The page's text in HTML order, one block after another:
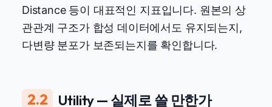
Distance 등이 대표적인 지표입니다. 원본의 상
관관계 구조가 합성 데이터에서도 유지되는지,
다변량 분포가 보존되는지를 확인합니다.
2.2 Utility — 실제로 쓸 만한가